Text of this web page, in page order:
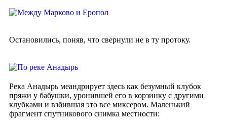
Остановились, поняв, что свернули не в ту протоку.
Река Анадырь меандрирует здесь как безумный клубок
пряжи у бабушки, уронившей его в корзинку с другими
клубками и взбившая это все миксером. Маленький
фрагмент спутникового снимка местности: